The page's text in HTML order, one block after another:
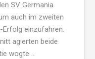
SV Germania
auch im zweiten
Erfolg einzufahren.
agierten beide
wogte …